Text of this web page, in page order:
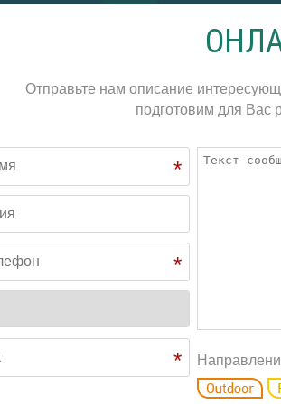
Отправьте нам описание
подготовим для Вас
*
*
*